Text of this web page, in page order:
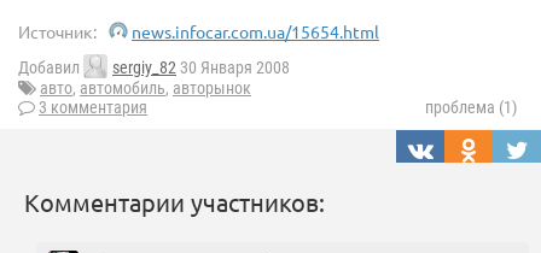
Источник: news.infocar.com.ua/15654.html
Добавил sergiy_82 30 Января 2008
авто, автомобиль, авторынок
3 комментария
проблема (1)
Комментарии участников: